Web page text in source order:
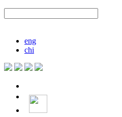
eng
chi